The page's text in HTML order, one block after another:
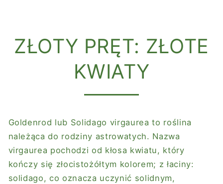
ZŁOTY PRĘT: ZŁOTE
KWIATY
Goldenrod lub Solidago virgaurea to roślina
należąca do rodziny astrowatych. Nazwa
virgaurea pochodzi od kłosa kwiatu, który
kończy się złocistożółtym kolorem; z łaciny:
solidago, co oznacza uczynić solidnym,